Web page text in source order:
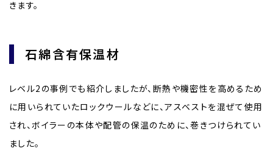
きます。
石綿含有保温材
レベル2の事例でも紹介しましたが、断熱や機密性を高めるため
に用いられていたロックウールなどに、アスベストを混ぜて使用
され、ボイラーの本体や配管の保温のために、巻きつけられてい
ました。